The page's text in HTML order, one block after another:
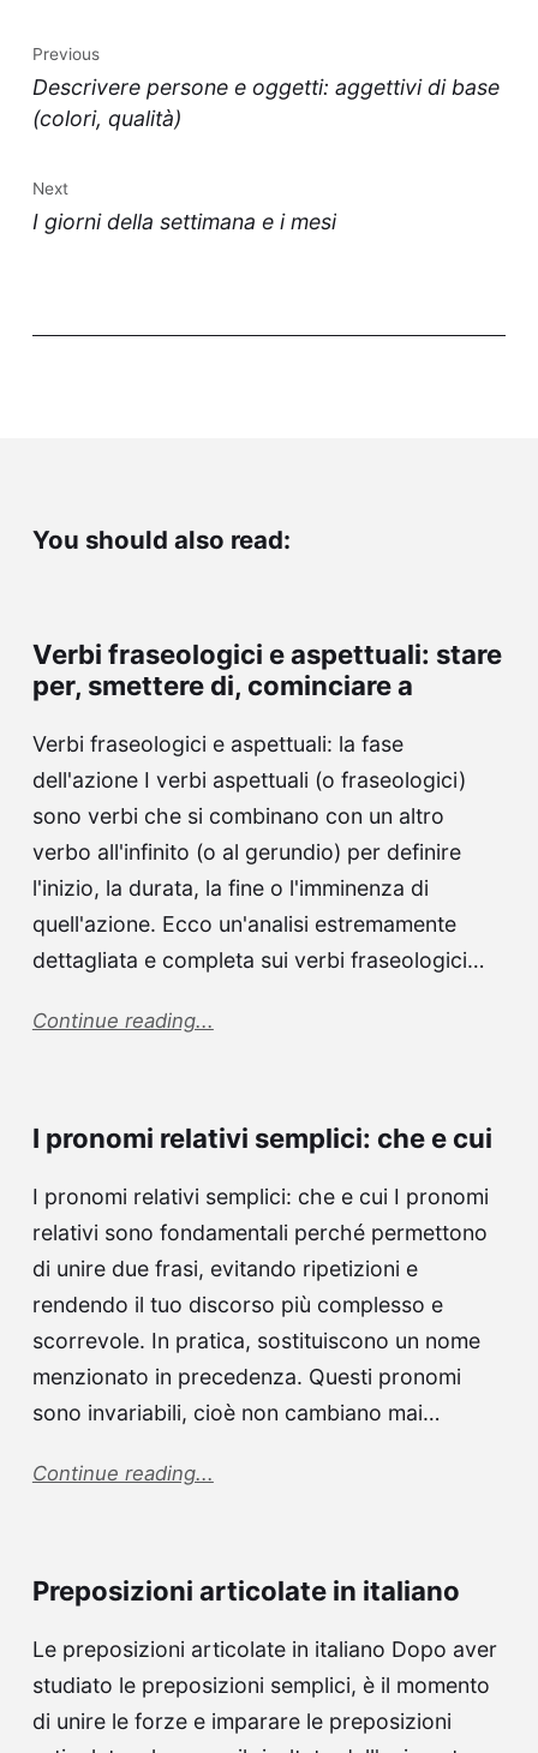
Previous
Descrivere persone e oggetti: aggettivi di base
(colori, qualità)
Next
I giorni della settimana e i mesi
You should also read:
Verbi fraseologici e aspettuali: stare
per, smettere di, cominciare a
Verbi fraseologici e aspettuali: la fase
dell'azione I verbi aspettuali (o fraseologici)
sono verbi che si combinano con un altro
verbo all'infinito (o al gerundio) per definire
l'inizio, la durata, la fine o l'imminenza di
quell'azione. Ecco un'analisi estremamente
dettagliata e completa sui verbi fraseologici…
Continue reading...
I pronomi relativi semplici: che e cui
I pronomi relativi semplici: che e cui I pronomi
relativi sono fondamentali perché permettono
di unire due frasi, evitando ripetizioni e
rendendo il tuo discorso più complesso e
scorrevole. In pratica, sostituiscono un nome
menzionato in precedenza. Questi pronomi
sono invariabili, cioè non cambiano mai…
Continue reading...
Preposizioni articolate in italiano
Le preposizioni articolate in italiano Dopo aver
studiato le preposizioni semplici, è il momento
di unire le forze e imparare le preposizioni